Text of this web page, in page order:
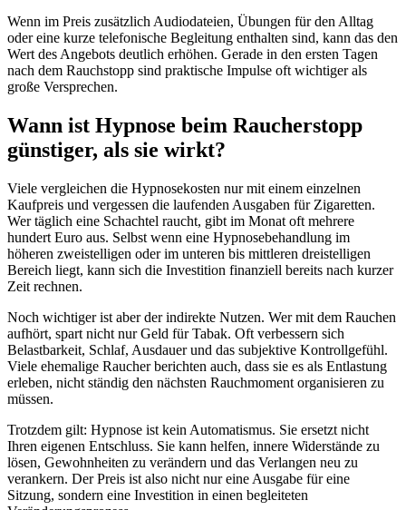
Wenn im Preis zusätzlich Audiodateien, Übungen für den Alltag
oder eine kurze telefonische Begleitung enthalten sind, kann das den
Wert des Angebots deutlich erhöhen. Gerade in den ersten Tagen
nach dem Rauchstopp sind praktische Impulse oft wichtiger als
große Versprechen.
Wann ist Hypnose beim Raucherstopp
günstiger, als sie wirkt?
Viele vergleichen die Hypnosekosten nur mit einem einzelnen
Kaufpreis und vergessen die laufenden Ausgaben für Zigaretten.
Wer täglich eine Schachtel raucht, gibt im Monat oft mehrere
hundert Euro aus. Selbst wenn eine Hypnosebehandlung im
höheren zweistelligen oder im unteren bis mittleren dreistelligen
Bereich liegt, kann sich die Investition finanziell bereits nach kurzer
Zeit rechnen.
Noch wichtiger ist aber der indirekte Nutzen. Wer mit dem Rauchen
aufhört, spart nicht nur Geld für Tabak. Oft verbessern sich
Belastbarkeit, Schlaf, Ausdauer und das subjektive Kontrollgefühl.
Viele ehemalige Raucher berichten auch, dass sie es als Entlastung
erleben, nicht ständig den nächsten Rauchmoment organisieren zu
müssen.
Trotzdem gilt: Hypnose ist kein Automatismus. Sie ersetzt nicht
Ihren eigenen Entschluss. Sie kann helfen, innere Widerstände zu
lösen, Gewohnheiten zu verändern und das Verlangen neu zu
verankern. Der Preis ist also nicht nur eine Ausgabe für eine
Sitzung, sondern eine Investition in einen begleiteten